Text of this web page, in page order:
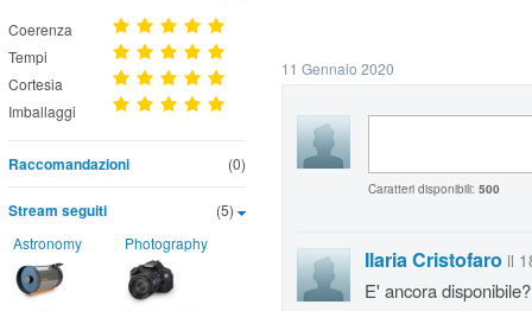
Coerenza
Tempi
Cortesia
Imballaggi
(0)
Raccomandazioni
(5)
Stream seguiti
Astronomy Photography
11 Gennaio 2020
Caratteri disponibili: 500
Ilaria Cristofaro il
E' ancora disponibile?